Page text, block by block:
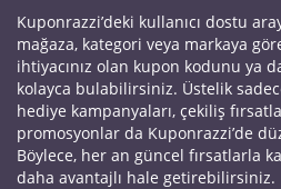
Kuponrazzi’deki kullanıcı dostu
mağaza, kategori veya markaya
ihtiyacınız olan kupon kodunu ya
kolayca bulabilirsiniz. Üstelik
hediye kampanyaları, çekiliş
promosyonlar da Kuponrazzi’de
Böylece, her an güncel fırsatlarla
daha avantajlı hale getirebilirsiniz.